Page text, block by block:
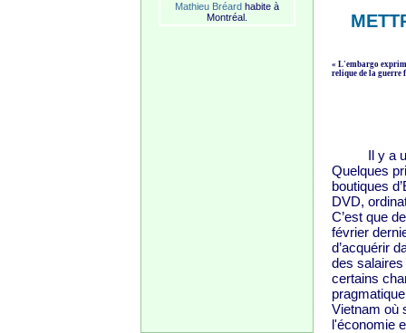
Mathieu Bréard habite à
Montréal.
« L'embargo
relique de la guerre
Il y a une
Quelques
boutiques
DVD,
C’est que
février
d’acquérir
des salaires
certains
Vietnam où
l'économie